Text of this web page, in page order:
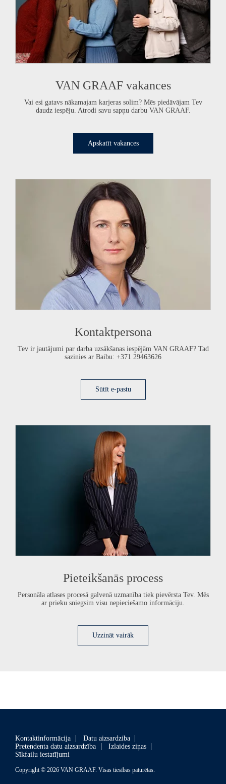
VAN GRAAFvakances
Vai esi gatavs nākamajam karjeras solim? Mēs piedāvājam Tev
daudz iespēju. Atrodi savu sapņu darbu VAN GRAAF.
Apskatīt vakances
Kontaktpersona
Tev ir jautājumi par darba uzsākšanas iespējām VAN GRAAF? Tad
sazinies ar Baibu: +371 29463626
Sūtīt e-pastu
Pieteikšanās process
Personāla atlases procesā galvenā uzmanība tiek pievērsta Tev. Mēs
ar prieku sniegsim visu nepieciešamo informāciju.
Uzzināt vairāk
Kontaktinformācija
Datu aizsardziba
Pretendenta datu aizsardzība
Izlaides ziņas
Sīkfailu iestatījumi
Copyright © 2026 VAN GRAAF. Visas tiesības paturētas.